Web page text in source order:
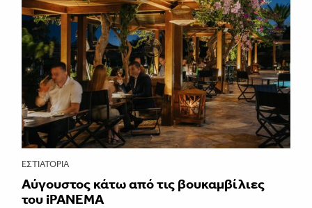
ΕΣΤΙΑΤΌΡΙΑ
Αύγουστος κάτω από τις βουκαμβίλιες
του iPANEMA